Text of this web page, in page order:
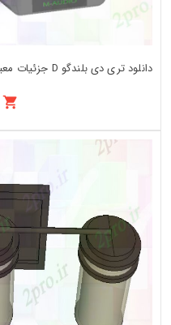
دانلود تری دی بلندگو D جزئیات معین فایل dwg کد (کد24948)